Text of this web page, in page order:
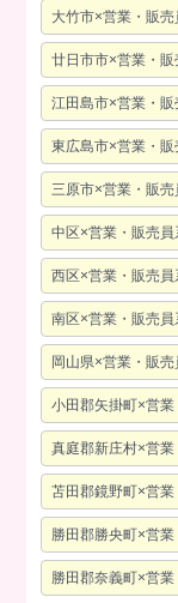
大竹市×営業・販売
廿日市市×営業・販
江田島市×営業・販
東広島市×営業・販
三原市×営業・販売
中区×営業・販売員
西区×営業・販売員
南区×営業・販売員
岡山県×営業・販売
小田郡矢掛町×営
真庭郡新庄村×営
苫田郡鏡野町×営
勝田郡勝央町×営
勝田郡奈義町×営